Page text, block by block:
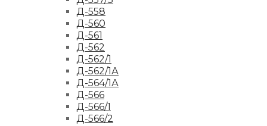
Д-558
Д-560
Д-561
Д-562
Д-562/1
Д-562/1А
Д-564/1А
Д-566
Д-566/1
Д-566/2